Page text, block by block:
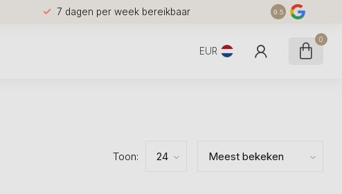
7 dagen per week bereikbaar 9.5
EUR
0
Toon: